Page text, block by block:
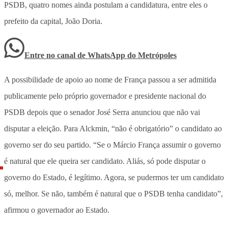
PSDB, quatro nomes ainda postulam a candidatura, entre eles o
prefeito da capital, João Doria.
Entre no canal de WhatsApp do Metrópoles
A possibilidade de apoio ao nome de França passou a ser admitida
publicamente pelo próprio governador e presidente nacional do
PSDB depois que o senador José Serra anunciou que não vai
disputar a eleição. Para Alckmin, “não é obrigatório” o candidato ao
governo ser do seu partido. “Se o Márcio França assumir o governo
é natural que ele queira ser candidato. Aliás, só pode disputar o
governo do Estado, é legítimo. Agora, se pudermos ter um candidato
só, melhor. Se não, também é natural que o PSDB tenha candidato”,
afirmou o governador ao Estado.